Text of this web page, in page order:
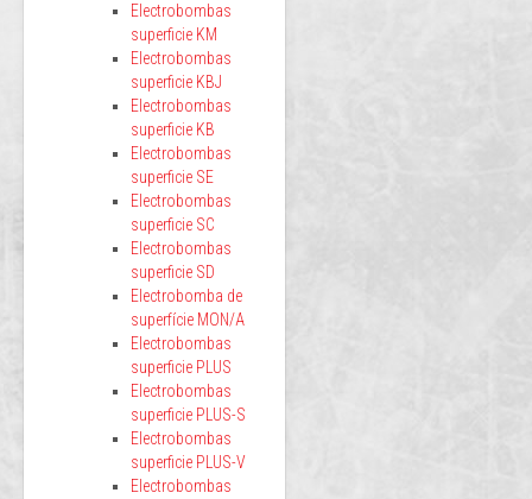
Electrobombas
superficie KM
Electrobombas
superficie KBJ
Electrobombas
superficie KB
Electrobombas
superficie SE
Electrobombas
superficie SC
Electrobombas
superficie SD
Electrobomba de
superfície MON/A
Electrobombas
superficie PLUS
Electrobombas
superficie PLUS-S
Electrobombas
superficie PLUS-V
Electrobombas